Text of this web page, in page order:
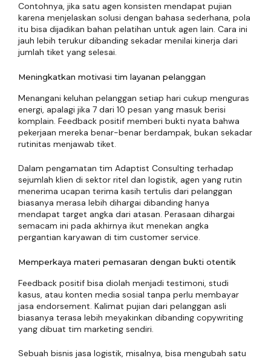
Contohnya, jika satu agen konsisten mendapat pujian
karena menjelaskan solusi dengan bahasa sederhana, pola
itu bisa dijadikan bahan pelatihan untuk agen lain. Cara ini
jauh lebih terukur dibanding sekadar menilai kinerja dari
jumlah tiket yang selesai.
Meningkatkan motivasi tim layanan pelanggan
Menangani keluhan pelanggan setiap hari cukup menguras
energi, apalagi jika 7 dari 10 pesan yang masuk berisi
komplain. Feedback positif memberi bukti nyata bahwa
pekerjaan mereka benar-benar berdampak, bukan sekadar
rutinitas menjawab tiket.
Dalam pengamatan tim Adaptist Consulting terhadap
sejumlah klien di sektor ritel dan logistik, agen yang rutin
menerima ucapan terima kasih tertulis dari pelanggan
biasanya merasa lebih dihargai dibanding hanya
mendapat target angka dari atasan. Perasaan dihargai
semacam ini pada akhirnya ikut menekan angka
pergantian karyawan di tim customer service.
Memperkaya materi pemasaran dengan bukti otentik
Feedback positif bisa diolah menjadi testimoni, studi
kasus, atau konten media sosial tanpa perlu membayar
jasa endorsement. Kalimat pujian dari pelanggan asli
biasanya terasa lebih meyakinkan dibanding copywriting
yang dibuat tim marketing sendiri.
Sebuah bisnis jasa logistik, misalnya, bisa mengubah satu